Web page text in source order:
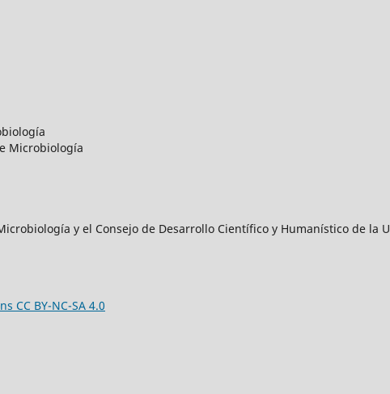
Microbiología
y el Consejo de Desarrollo Científico y Humanístico de la
CC BY-NC-SA 4.0